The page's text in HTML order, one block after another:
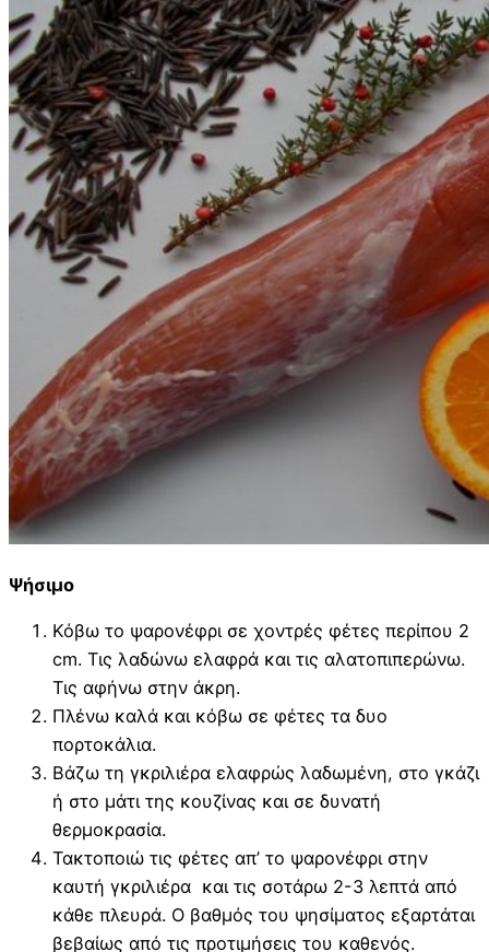
Ψήσιμο
Κόβω το ψαρονέφρι σε χοντρές φέτες περίπου 2
cm. Τις λαδώνω ελαφρά και τις αλατοπιπερώνω.
Τις αφήνω στην άκρη.
Πλένω καλά και κόβω σε φέτες τα δυο
πορτοκάλια.
Βάζω τη γκριλιέρα ελαφρώς λαδωμένη, στο γκάζι
ή στο μάτι της κουζίνας και σε δυνατή
θερμοκρασία.
Τακτοποιώ τις φέτες απ’ το ψαρονέφρι στην
καυτή γκριλιέρα και τις σοτάρω 2-3 λεπτά από
κάθε πλευρά. Ο βαθμός του ψησίματος εξαρτάται
βεβαίως από τις προτιμήσεις του καθενός.